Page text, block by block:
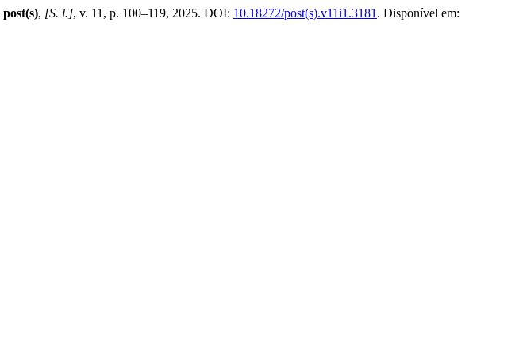
post(s), [S. l.], v. 11, p. 100–119, 2025. DOI: 10.18272/post(s).v11i1.3181 . Disponível em: